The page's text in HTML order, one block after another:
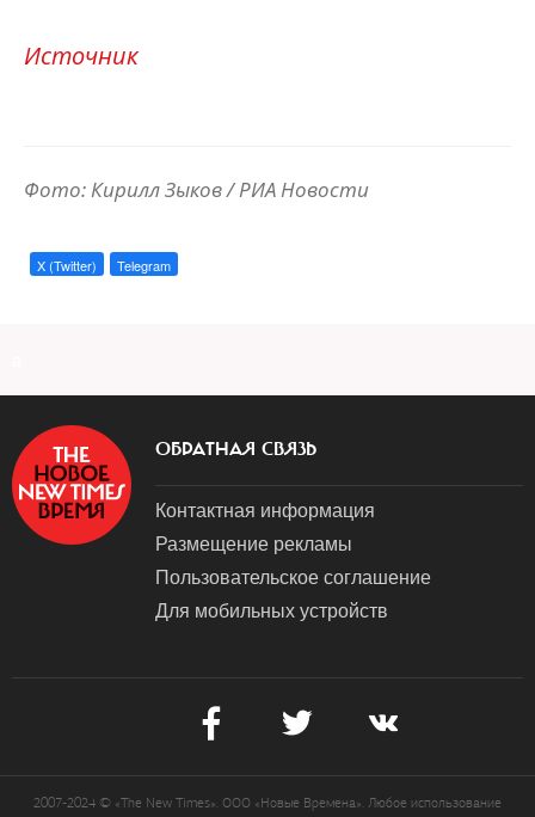
Источник
Фото: Кирилл Зыков / РИА Новости
X (Twitter) Telegram
ОБРАТНАЯ СВЯЗЬ
Контактная информация
Размещение рекламы
Пользовательское соглашение
Для мобильных устройств
2007-2024 © «The New Times». ООО «Новые Времена». Любое использование